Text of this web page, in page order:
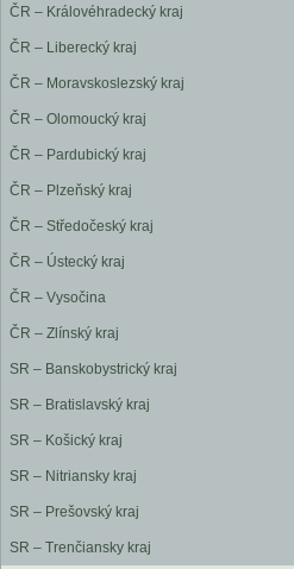
ČR – Královéhradecký kraj
ČR – Liberecký kraj
ČR – Moravskoslezský kraj
ČR – Olomoucký kraj
ČR – Pardubický kraj
ČR – Plzeňský kraj
ČR – Středočeský kraj
ČR – Ústecký kraj
ČR – Vysočina
ČR – Zlínský kraj
SR – Banskobystrický kraj
SR – Bratislavský kraj
SR – Košický kraj
SR – Nitriansky kraj
SR – Prešovský kraj
SR – Trenčiansky kraj